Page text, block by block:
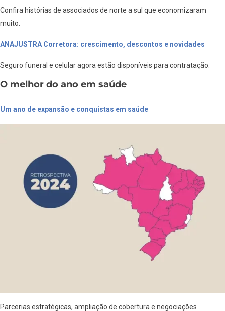
Confira histórias de associados de norte a sul que economizaram
muito.
ANAJUSTRA Corretora: crescimento, descontos e novidades
Seguro funeral e celular agora estão disponíveis para contratação.
O melhor do ano em saúde
Um ano de expansão e conquistas em saúde
Parcerias estratégicas, ampliação de cobertura e negociações